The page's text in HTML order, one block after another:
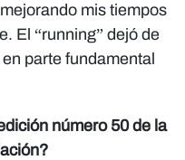
mis tiempos
El “running” dejó de
parte fundamental
número 50 de la